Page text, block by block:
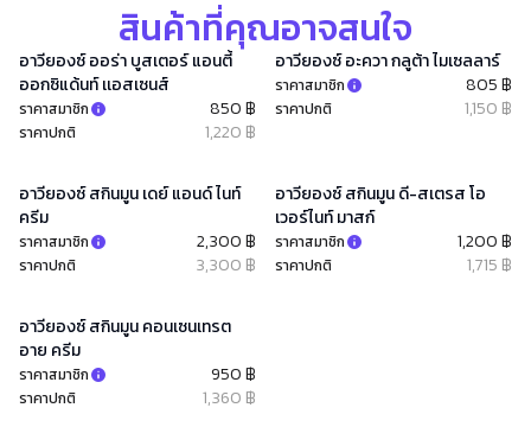
สินค้าที่คุณอาจสนใจ
อาวียองซ์ ออร่า บูสเตอร์ แอนตี้
ออกซิแด้นท์ เเอสเซนส์
ราคาสมาชิก 850 ฿
ราคาปกติ 1,220 ฿
อาวียองซ์ อะควา กลูต้า ไมเซลลาร์
ราคาสมาชิก 805 ฿
ราคาปกติ 1,150 ฿
อาวียองซ์ สกินมูน เดย์ แอนด์ ไนท์
ครีม
ราคาสมาชิก 2,300 ฿
ราคาปกติ 3,300 ฿
อาวียองซ์ สกินมูน ดี-สเตรส โอ
เวอร์ไนท์ มาสก์
ราคาสมาชิก 1,200 ฿
ราคาปกติ 1,715 ฿
อาวียองซ์ สกินมูน คอนเซนเทรต
อาย ครีม
ราคาสมาชิก 950 ฿
ราคาปกติ 1,360 ฿